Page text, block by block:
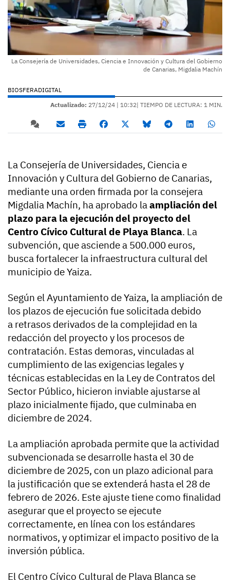
La Consejería de Universidades, Ciencia e Innovación y Cultura del Gobierno
de Canarias, Migdalia Machín
BIOSFERADIGITAL
Actualizado: 27/12/24 | 10:32| TIEMPO DE LECTURA: 1 MIN.
La Consejería de Universidades, Ciencia e
Innovación y Cultura del Gobierno de Canarias,
mediante una orden firmada por la consejera
Migdalia Machín, ha aprobado la ampliación del
plazo para la ejecución del proyecto del
Centro Cívico Cultural de Playa Blanca. La
subvención, que asciende a 500.000 euros,
busca fortalecer la infraestructura cultural del
municipio de Yaiza.
Según el Ayuntamiento de Yaiza, la ampliación de
los plazos de ejecución fue solicitada debido
a retrasos derivados de la complejidad en la
redacción del proyecto y los procesos de
contratación. Estas demoras, vinculadas al
cumplimiento de las exigencias legales y
técnicas establecidas en la Ley de Contratos del
Sector Público, hicieron inviable ajustarse al
plazo inicialmente fijado, que culminaba en
diciembre de 2024.
La ampliación aprobada permite que la actividad
subvencionada se desarrolle hasta el 30 de
diciembre de 2025, con un plazo adicional para
la justificación que se extenderá hasta el 28 de
febrero de 2026. Este ajuste tiene como finalidad
asegurar que el proyecto se ejecute
correctamente, en línea con los estándares
normativos, y optimizar el impacto positivo de la
inversión pública.
El Centro Cívico Cultural de Playa Blanca se